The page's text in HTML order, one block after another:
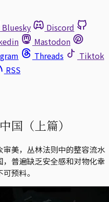
Bluesky
Discord
Mastodon
Threads
Tiktok
RSS
（上篇）
美，丛林法则中的整容流水
普遍缺乏安全感和对物化幸
预料。